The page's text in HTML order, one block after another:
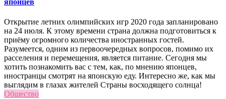
японцев
Открытие летних олимпийских игр 2020 года запланировано
на 24 июля. К этому времени страна должна подготовиться к
приёму огромного количества иностранных гостей.
Разумеется, одним из первоочередных вопросов, помимо их
расселения и перемещения, является питание. Сегодня мы
хотить познакомить вас с тем, как, по мнению японцев,
иностранцы смотрят на японскую еду. Интересно же, как мы
выглядим в глазах жителей Страны восходящего солнца!
Общество